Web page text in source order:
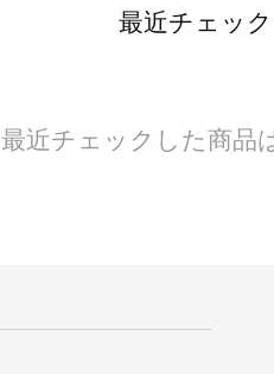
最近チェッ
最近チェックした商品